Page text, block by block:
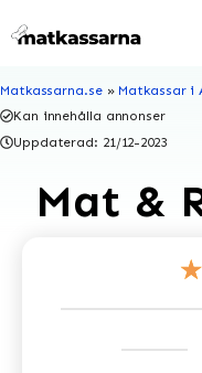
till
Matkassarna.se» Matkassar i
Kan innehålla annonser
Uppdaterad: 21/12-2023
Mat &